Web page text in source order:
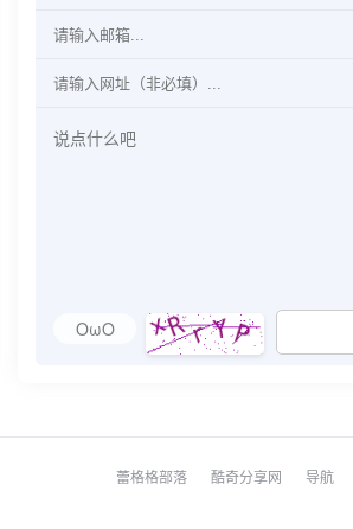
OωO
蕾格格部落 酷奇分享网 导航